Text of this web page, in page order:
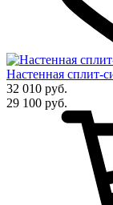
Настенная сплит-
32 010 руб.
29 100 руб.